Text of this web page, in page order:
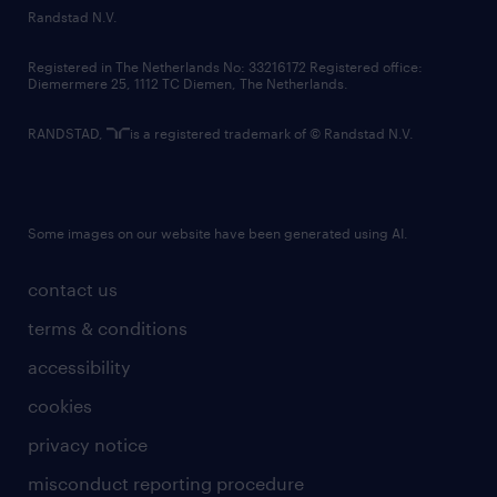
country websites
contact us
terms & conditions
accessibility
cookies
privacy notice
misconduct reporting procedure
Randstad N.V.
Registered in The Netherlands No: 33216172 Registered office:
Diemermere 25, 1112 TC Diemen, The Netherlands.
RANDSTAD, is a registered trademark of © Randstad N.V.
Some images on our website have been generated using AI.